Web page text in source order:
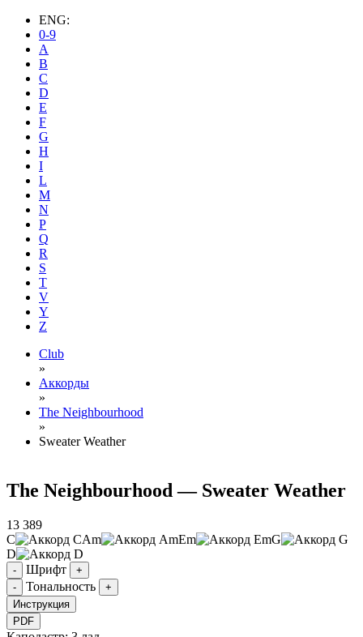
ENG:
0-9
A
B
C
D
E
F
G
H
I
L
M
N
P
Q
R
S
T
V
Y
Z
Club
»
Аккорды
»
The Neighbourhood
»
Sweater Weather
The Neighbourhood — Sweater Weather
13 389
C
Am Em
G
D
- Шрифт
+
-
Тональность
+
Инструкция
PDF